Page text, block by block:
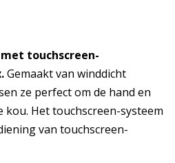
touchscreen-
Gemaakt van winddicht
ze perfect om de hand en
kou. Het touchscreen-systeem
van touchscreen-